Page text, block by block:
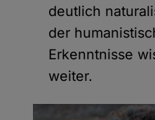
deutlich
der
Erkenntnisse
weiter.